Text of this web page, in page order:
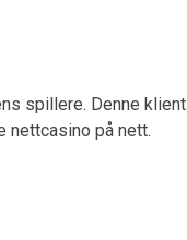
spillere. Denne
på nett.